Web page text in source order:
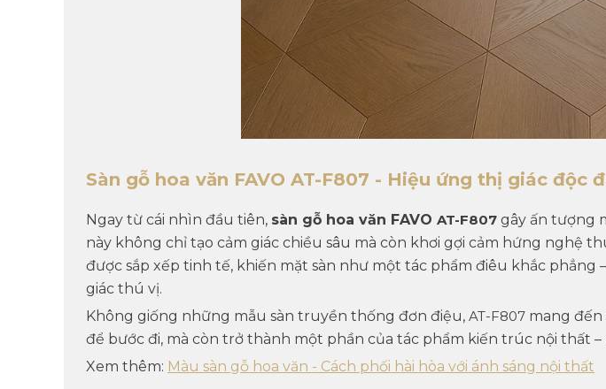
Sàn gỗ hoa văn FAVO AT-F807 - Hiệu ứng thị giác độc
Ngay từ cái nhìn đầu tiên, sàn gỗ hoa văn FAVO AT-F807 gây ấn tượng
này không chỉ tạo cảm giác chiều sâu mà còn khơi gợi cảm hứng nghệ
được sắp xếp tinh tế, khiến mặt sàn như một tác phẩm điêu khắc
giác thú vị.
Không giống những mẫu sàn truyền thống đơn điệu, AT-F807 mang đến
để bước đi, mà còn trở thành một phần của tác phẩm kiến trúc nội thất –
Xem thêm: Màu sàn gỗ hoa văn - Cách phối hài hòa với ánh sáng nội thất